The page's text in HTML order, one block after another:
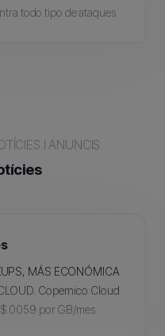
todo tipo de ataques
I ANUNCIS
MÁS ECONÓMICA
Copernico Cloud
por GB/mes